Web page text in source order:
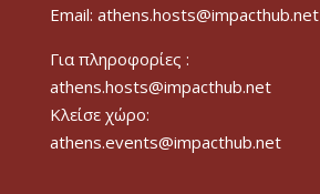
Email: athens.hosts@impacthub.net
Για πληροφορίες :
athens.hosts@impacthub.net
Κλείσε χώρο:
athens.events@impacthub.net